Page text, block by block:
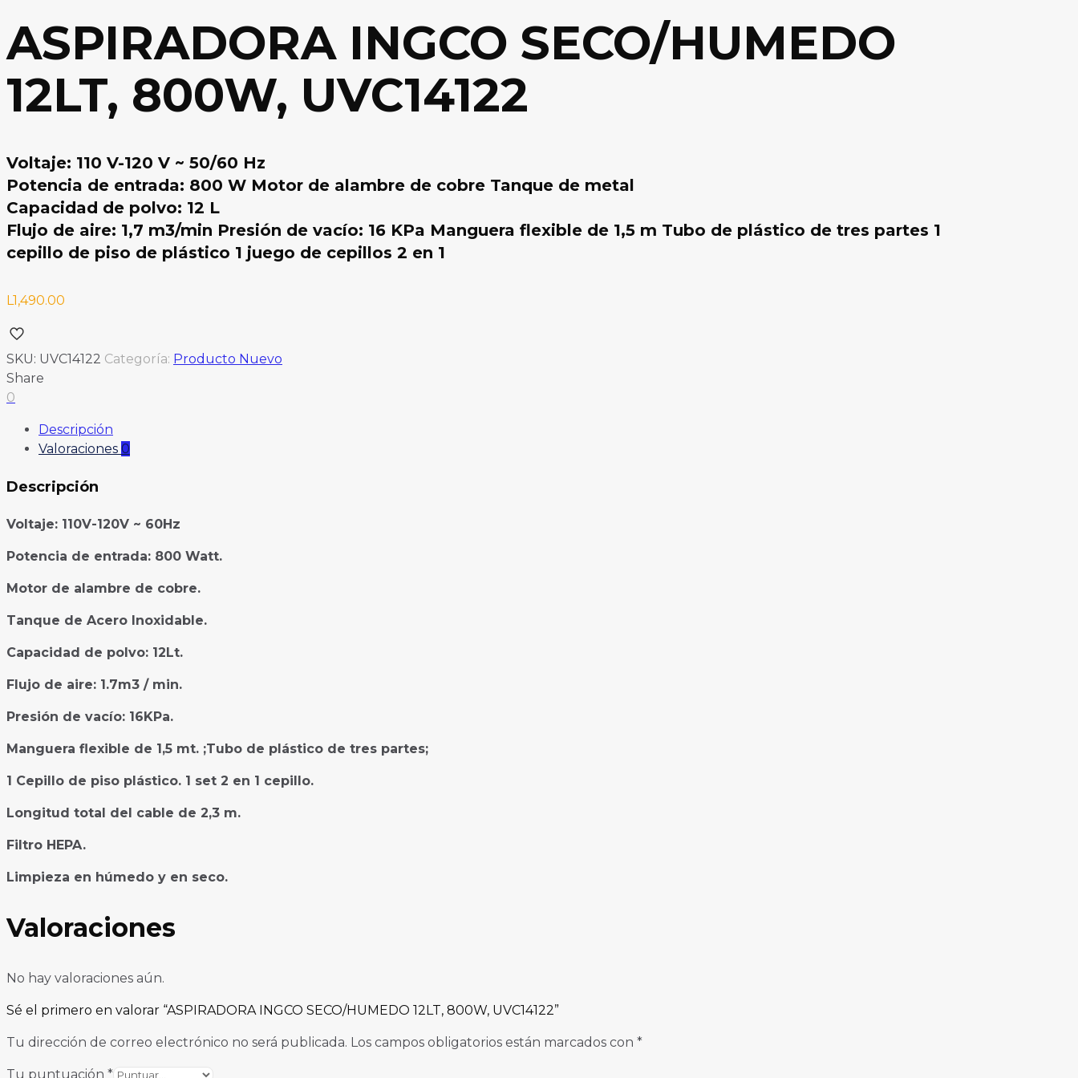
ASPIRADORA INGCO SECO/HUMEDO
12LT, 800W, UVC14122
Voltaje: 110 V-120 V ~ 50/60 Hz
Potencia de entrada: 800 W Motor de alambre de cobre Tanque de metal
Capacidad de polvo: 12 L
Flujo de aire: 1,7 m3/min Presión de vacío: 16 KPa Manguera flexible de 1,5 m Tubo de plástico de tres partes 1
cepillo de piso de plástico 1 juego de cepillos 2 en 1
L 1,490.00
SKU: UVC14122 Categoría: Producto Nuevo
Share
0
Descripción
Valoraciones 0
Descripción
Voltaje: 110V-120V ~ 60Hz
Potencia de entrada: 800 Watt.
Motor de alambre de cobre.
Tanque de Acero Inoxidable.
Capacidad de polvo: 12Lt.
Flujo de aire: 1.7m3 / min.
Presión de vacío: 16KPa.
Manguera flexible de 1,5 mt. ;Tubo de plástico de tres partes;
1 Cepillo de piso plástico. 1 set 2 en 1 cepillo.
Longitud total del cable de 2,3 m.
Filtro HEPA.
Limpieza en húmedo y en seco.
Valoraciones
No hay valoraciones aún.
Sé el primero en valorar “ASPIRADORA INGCO SECO/HUMEDO 12LT, 800W, UVC14122”
Tu dirección de correo electrónico no será publicada. Los campos obligatorios están marcados con *
Tu puntuación *